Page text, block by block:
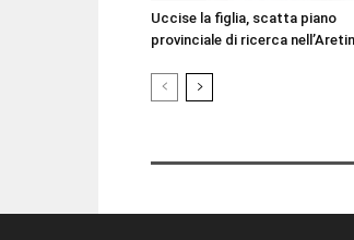
Uccise la figlia, scatta piano
provinciale di ricerca